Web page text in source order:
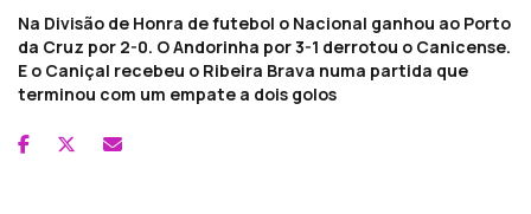
Na Divisão de Honra de futebol o Nacional ganhou ao Porto
da Cruz por 2-0. O Andorinha por 3-1 derrotou o Canicense.
E o Caniçal recebeu o Ribeira Brava numa partida que
terminou com um empate a dois golos